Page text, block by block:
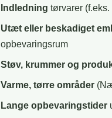
Indledning tørvarer
Utæt eller beskadiget
opbevaringsrum
Støv, krummer og
Varme, tørre områder
Lange opbevaringstider